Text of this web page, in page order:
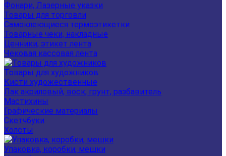
Фонари, Лазерные указки
Товары для торговли
Самоклеющиеся термоэтикетки
Товарные чеки, накладные
Ценники, этикет лента
Чековая кассовая лента
Товары для художников
Кисти художественные
Лак акриловый, воск, грунт, разбавитель
Мастихины
Графические материалы
Скетчбуки
Холсты
Упаковка, коробки, мешки